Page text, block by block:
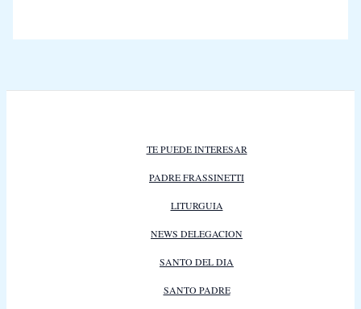
TE PUEDE INTERESAR
PADRE FRASSINETTI
LITURGUIA
NEWS DELEGACION
SANTO DEL DIA
SANTO PADRE